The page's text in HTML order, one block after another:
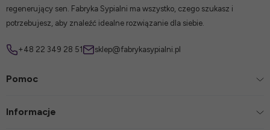
regenerujący sen. Fabryka Sypialni ma wszystko, czego szukasz i
potrzebujesz, aby znaleźć idealne rozwiązanie dla siebie.
+48 22 349 28 51 sklep@fabrykasypialni.pl
Pomoc
Informacje